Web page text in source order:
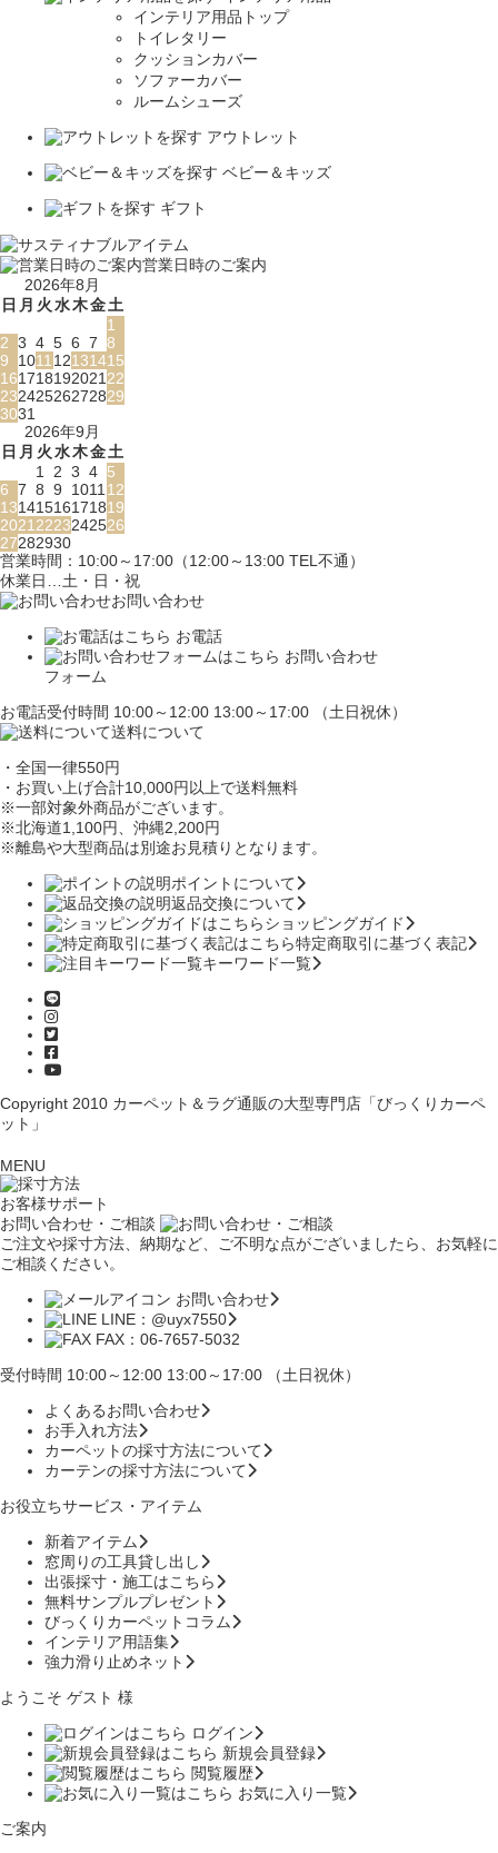
インテリア用品トップ
トイレタリー
クッションカバー
ソファーカバー
ルームシューズ
アウトレット
ベビー＆キッズ
ギフト
営業日時のご案内
2026年8月
日 月 火水木金土
1
2 3 4 5 6 7 8
9
1011 12131415
161718192021 22
23242526272829
3031
2026年9月
日 月 火水木金土
1
2 3 4 5
6 7 8 9 1011 12
13141516171819
2021 2223242526
27282930
営業時間：10:00～17:00（12:00～13:00 TEL不通）
休業日…土・日・祝
お問い合わせ
お電話
お問い合わせ
フォーム
お電話受付時間 10:00～12:00 13:00～17:00 （土日祝休）
送料について
・全国一律550円
・お買い上げ合計10,000円以上で送料無料
※一部対象外商品がございます。
※北海道1,100円 、沖縄2,200円
※離島や大型商品は別途お見積りとなります。
ポイントについて
返品交換について
ショッピングガイド
特定商取引に基づく表記
キーワード一覧
Copyright 2010 カーペット＆ラグ通販の大型専門店「びっくりカーペ
ット」
MENU
お客様サポート
お問い合わせ・ご相談
ご注文や採寸方法、納期など、ご不明な点がございましたら、お気軽に
ご相談ください。
お問い合わせ
LINE：@uyx7550
FAX：06-7657-5032
受付時間 10:00～12:00 13:00～17:00 （土日祝休）
よくあるお問い合わせ
お手入れ方法
カーペットの採寸方法について
カーテンの採寸方法について
お役立ちサービス・アイテム
新着アイテム
窓周りの工具貸し出し
出張採寸・施工はこちら
無料サンプルプレゼント
びっくりカーペットコラム
インテリア用語集
強力滑り止めネット
ようこそ ゲスト 様
ログイン
新規会員登録
閲覧履歴
お気に入り一覧
ご案内